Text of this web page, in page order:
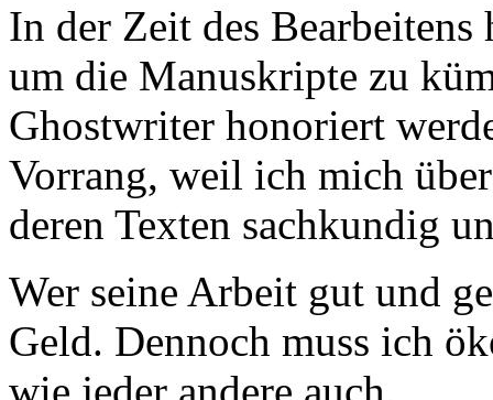
In der Zeit des
um die Manuskripte zu
Ghostwriter honoriert
Vorrang, weil ich mich
deren Texten sachkundig
Wer seine Arbeit gut und
Geld. Dennoch muss ich
wie jeder andere auch.